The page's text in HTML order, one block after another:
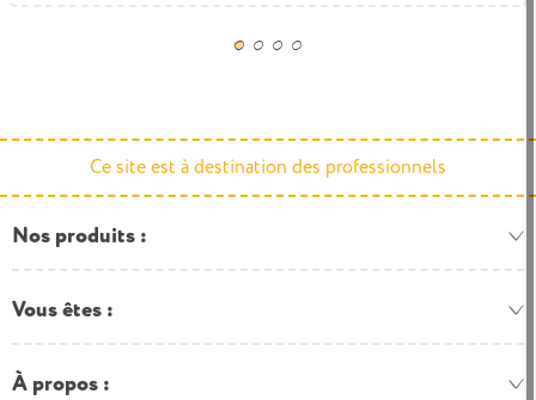
Ce site est à destination des professionnels
Nos produits
Vous êtes
À propos